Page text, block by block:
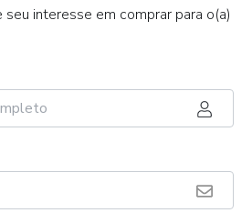
interesse em comprar para o(a)